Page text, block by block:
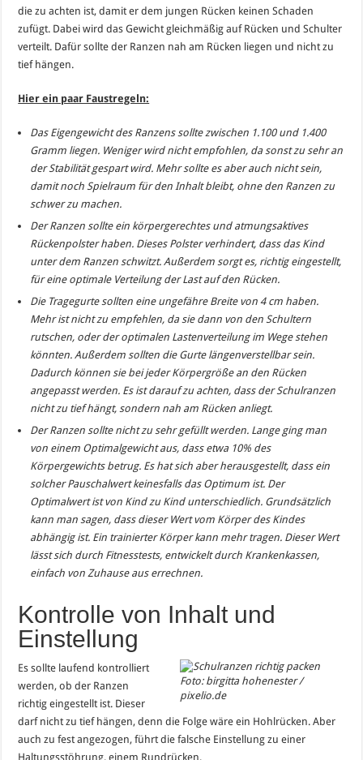
die zu achten ist, damit er dem jungen Rücken keinen Schaden
zufügt. Dabei wird das Gewicht gleichmäßig auf Rücken und Schulter
verteilt. Dafür sollte der Ranzen nah am Rücken liegen und nicht zu
tief hängen.
Hier ein paar Faustregeln:
Das Eigengewicht des Ranzens sollte zwischen 1.100 und 1.400
Gramm liegen. Weniger wird nicht empfohlen, da sonst zu sehr an
der Stabilität gespart wird. Mehr sollte es aber auch nicht sein,
damit noch Spielraum für den Inhalt bleibt, ohne den Ranzen zu
schwer zu machen.
Der Ranzen sollte ein körpergerechtes und atmungsaktives
Rückenpolster haben. Dieses Polster verhindert, dass das Kind
unter dem Ranzen schwitzt. Außerdem sorgt es, richtig eingestellt,
für eine optimale Verteilung der Last auf den Rücken.
Die Tragegurte sollten eine ungefähre Breite von 4 cm haben.
Mehr ist nicht zu empfehlen, da sie dann von den Schultern
rutschen, oder der optimalen Lastenverteilung im Wege stehen
könnten. Außerdem sollten die Gurte längenverstellbar sein.
Dadurch können sie bei jeder Körpergröße an den Rücken
angepasst werden. Es ist darauf zu achten, dass der Schulranzen
nicht zu tief hängt, sondern nah am Rücken anliegt.
Der Ranzen sollte nicht zu sehr gefüllt werden. Lange ging man
von einem Optimalgewicht aus, dass etwa 10% des
Körpergewichts betrug. Es hat sich aber herausgestellt, dass ein
solcher Pauschalwert keinesfalls das Optimum ist. Der
Optimalwert ist von Kind zu Kind unterschiedlich. Grundsätzlich
kann man sagen, dass dieser Wert vom Körper des Kindes
abhängig ist. Ein trainierter Körper kann mehr tragen. Dieser Wert
lässt sich durch Fitnesstests, entwickelt durch Krankenkassen,
einfach von Zuhause aus errechnen.
Kontrolle von Inhalt und
Einstellung
Foto: birgitta hohenester /
pixelio.de
Es sollte laufend kontrolliert
werden, ob der Ranzen
richtig eingestellt ist. Dieser
darf nicht zu tief hängen, denn die Folge wäre ein Hohlrücken. Aber
auch zu fest angezogen, führt die falsche Einstellung zu einer
Haltungsstöhrung, einem Rundrücken.